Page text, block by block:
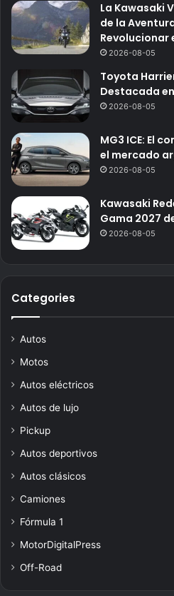
La Kawasaki
de la
Revolucionar
2026-08-05
Toyota
Destacada
2026-08-05
MG3 ICE: El
el mercado
2026-08-05
Kawasaki
Gama 2027
2026-08-05
Categories
Autos
Motos
Autos eléctricos
Autos de lujo
Pickup
Autos deportivos
Autos clásicos
Camiones
Fórmula 1
MotorDigitalPress
Off-Road